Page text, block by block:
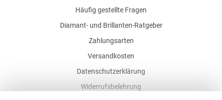
Häufig gestellte Fragen
Diamant- und Brillanten-Ratgeber
Zahlungsarten
Versandkosten
Datenschutzerklärung
Widerrufsbelehrung